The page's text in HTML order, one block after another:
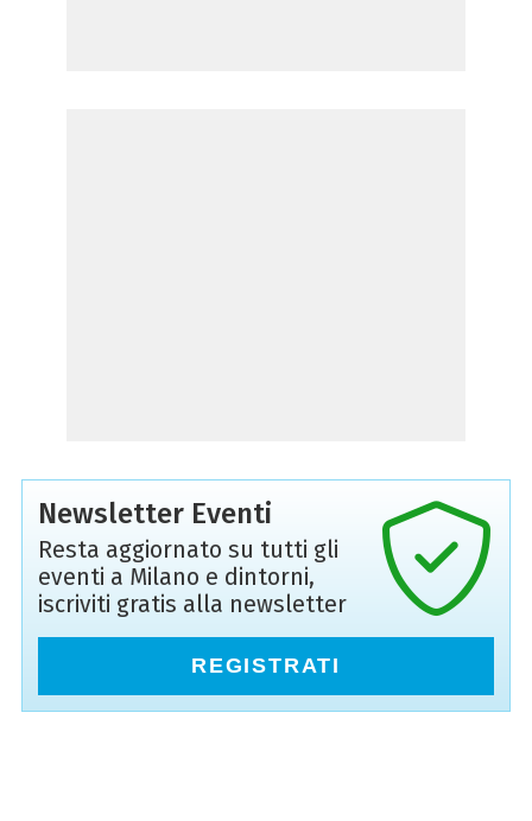
Newsletter Eventi
Resta aggiornato su tutti gli
eventi a Milano e dintorni,
iscriviti gratis alla newsletter
REGISTRATI